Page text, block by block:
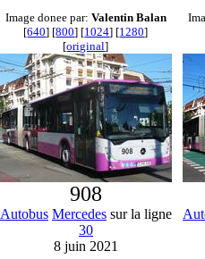
Image donee par: Valentin Balan
[640] [800] [1024] [1280]
[original]
908
Autobus Mercedes sur la ligne
30
8 juin 2021